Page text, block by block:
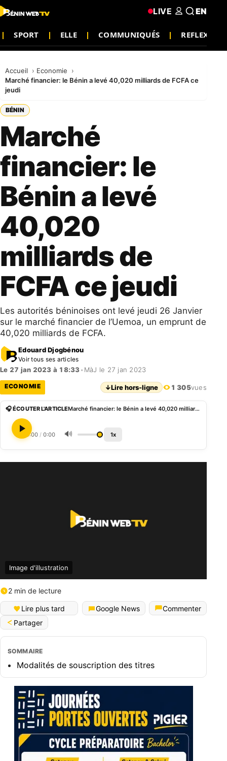
SPORT ELLE COMMUNIQUÉS REFLEXION
LIVE EN
Accueil
Economie
Marché financier: le Bénin a levé 40,020 milliards de FCFA ce
jeudi
BÉNIN
Marché
financier: le
Bénin a levé
40,020
milliards de
FCFA ce jeudi
Les autorités béninoises ont levé jeudi 26 Janvier
sur le marché financier de l’Uemoa, un emprunt de
40,020 milliards de FCFA.
Edouard Djogbénou
Voir tous ses articles
Le 27 jan 2023 à 18:33• MàJ le 27 jan 2023
ECONOMIE ↓Lire hors-ligne 1 305vues
🎧 ÉCOUTER L'ARTICLE Marché financier: le Bénin a levé 40,020 milliards de FCFA ce jeudi
0:00 / 0:00 🔊 1x
Image d'illustration
2 min de lecture
Lire plus tard Google News
Commenter
Partager
SOMMAIRE
Modalités de souscription des titres